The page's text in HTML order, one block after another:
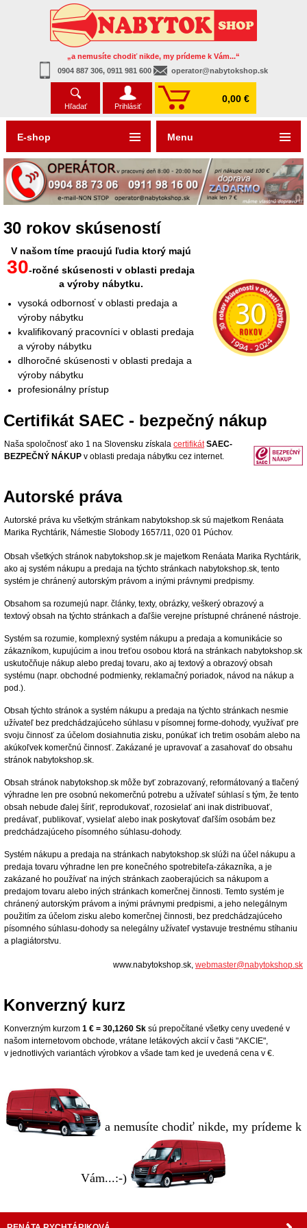
„a nemusíte chodiť nikde, my prídeme k Vám...“
0904 887 306, 0911 981 600
operator@nabytokshop.sk
Hľadať Prihlásiť
0,00 €
30 rokov skúseností
V našom tíme pracujú ľudia ktorý majú
30-ročné skúsenosti v oblasti predaja
a výroby nábytku.
vysoká odbornosť v oblasti predaja a
výroby nábytku
kvalifikovaný pracovníci v oblasti predaja
a výroby nábytku
dlhoročné skúsenosti v oblasti predaja a
výroby nábytku
profesionálny prístup
Certifikát SAEC - bezpečný nákup
Naša spoločnosť ako 1 na Slovensku získala certifikát SAEC-
BEZPEČNÝ NÁKUP v oblasti predaja nábytku cez internet.
Autorské práva
Autorské práva ku všetkým stránkam nabytokshop.sk sú majetkom Renáata
Marika Rychtárik, Námestie Slobody 1657/11, 020 01 Púchov.
Obsah všetkých stránok nabytokshop.sk je majetkom Renáata Marika Rychtárik,
ako aj systém nákupu a predaja na týchto stránkach nabytokshop.sk, tento
systém je chránený autorským právom a inými právnymi predpismy.
Obsahom sa rozumejú napr. články, texty, obrázky, veškerý obrazový a
textový obsah na týchto stránkach a ďaľšie verejne prístupné chránené nástroje.
Systém sa rozumie, komplexný systém nákupu a predaja a komunikácie so
zákazníkom, kupujúcim a inou treťou osobou ktorá na stránkach nabytokshop.sk
uskutočňuje nákup alebo predaj tovaru, ako aj textový a obrazový obsah
systému (napr. obchodné podmienky, reklamačný poriadok, návod na nákup a
pod.).
Obsah týchto stránok a systém nákupu a predaja na týchto stránkach nesmie
užívateľ bez predchádzajúceho súhlasu v písomnej forme-dohody, využívať pre
svoju činnosť za účelom dosiahnutia zisku, ponúkať ich tretim osobám alebo na
akúkoľvek komerčnú činnosť. Zakázané je upravovať a zasahovať do obsahu
stránok nabytokshop.sk.
Obsah stránok nabytokshop.sk môže byť zobrazovaný, reformátovaný a tlačený
výhradne len pre osobnú nekomerčnú potrebu a užívateľ súhlasí s tým, že tento
obsah nebude ďalej šíriť, reprodukovať, rozosielať ani inak distribuovať,
predávať, publikovať, vysielať alebo inak poskytovať ďaľším osobám bez
predchádzajúceho písomného súhlasu-dohody.
Systém nákupu a predaja na stránkach nabytokshop.sk slúži na účel nákupu a
predaja tovaru výhradne len pre konečného spotrebiteľa-zákazníka, a je
zakázané ho používať na iných stránkach zaoberajúcich sa nákupom a
predajom tovaru alebo iných stránkach komerčnej činnosti. Temto systém je
chránený autorským právom a inými právnymi predpismi, a jeho nelegálnym
použitím za účelom zisku alebo komerčnej činnosti, bez predchádzajúceho
písomného súhlasu-dohody sa nelegálny užívateľ vystavuje trestnému stíhaniu
a plagiátorstvu.
www.nabytokshop.sk, webmaster@nabytokshop.sk
Konverzný kurz
Konverzným kurzom 1 € = 30,1260 Sk sú prepočítané všetky ceny uvedené v
našom internetovom obchode, vrátane letákových akcií v časti "AKCIE",
v jednotlivých variantách výrobkov a všade tam ked je uvedená cena v €.
a nemusíte chodiť nikde, my prídeme k
Vám...:-)
E-shop Menu